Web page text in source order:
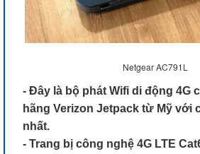
Netgear AC791L
- Đây là bộ phát Wifi di động 4G
hãng Verizon Jetpack từ Mỹ với
nhất.
- Trang bị công nghệ 4G LTE